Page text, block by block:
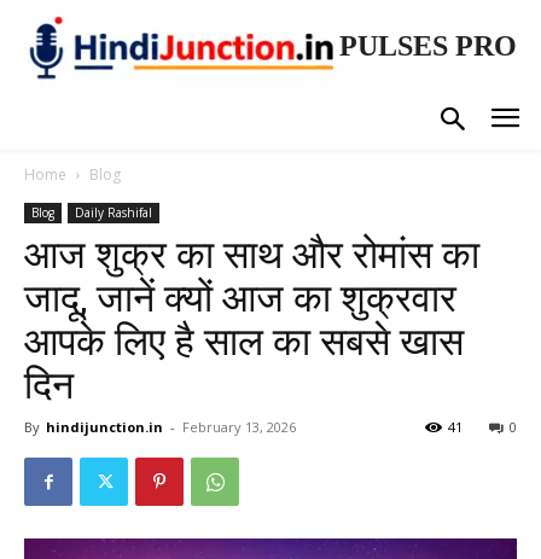
PULSES PRO
Home Blog
Blog Daily Rashifal
आज शुक्र का साथ और रोमांस का
जादू, जानें क्यों आज का शुक्रवार
आपके लिए है साल का सबसे खास
दिन
By hindijunction.in - February 13, 2026 0
41